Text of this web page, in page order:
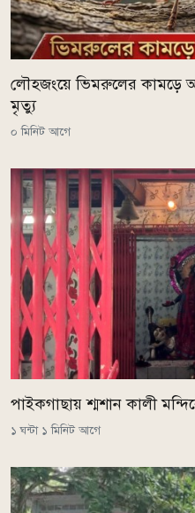
লৌহজংয়ে ভিমরুলের কামড়ে
মৃত্যু
০ মিনিট আগে
পাইকগাছায় শ্মশান কালী
১ ঘন্টা ১ মিনিট আগে